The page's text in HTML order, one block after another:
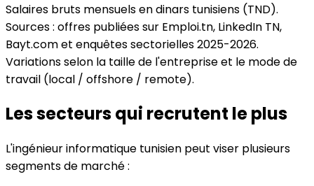
Salaires bruts mensuels en dinars tunisiens (TND).
Sources : offres publiées sur Emploi.tn, LinkedIn TN,
Bayt.com et enquêtes sectorielles 2025-2026.
Variations selon la taille de l'entreprise et le mode de
travail (local / offshore / remote).
Les secteurs qui recrutent le plus
L'ingénieur informatique tunisien peut viser plusieurs
segments de marché :